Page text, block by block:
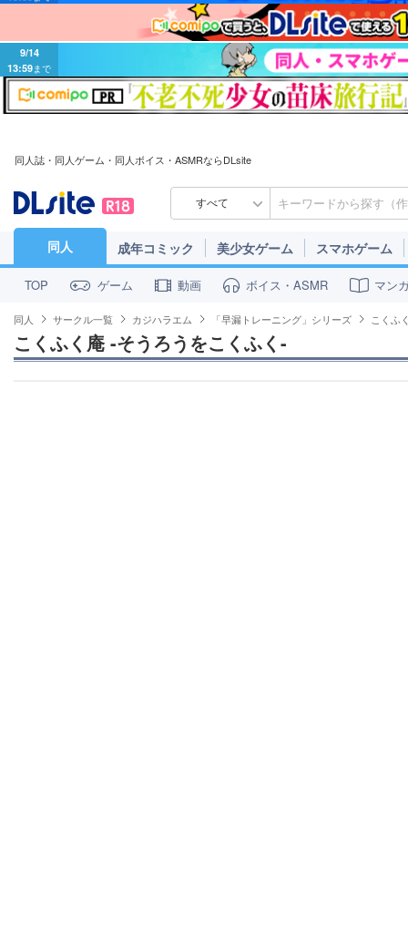
9/14
13:59 まで
同人誌・同人ゲーム・同人ボイス・ASMRならDLsite
すべて
同人 成年コミック 美少女ゲーム スマホゲーム
TOP ゲーム 動画 ボイス・ASMR マン
同人 サークル一覧 カジハラエム 「早漏トレーニング」シリーズ こくふ
こくふく庵 -そうろうをこくふく-